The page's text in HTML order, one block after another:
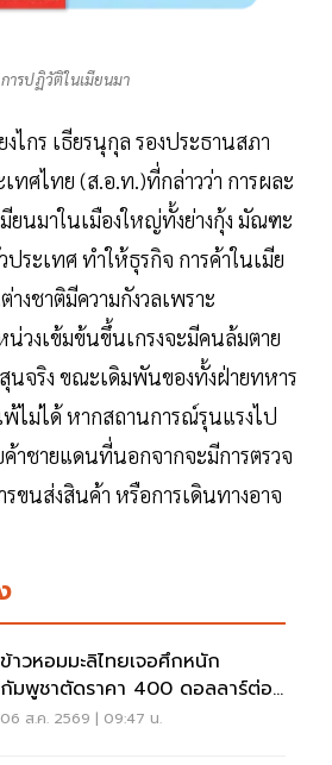
การปฏิวัติในเมียนมา
ไกร เธียรนุกุล รองประธานสภา
ทศไทย (ส.อ.ท.)ที่กล่าวว่า การผละ
ยนมาในเมืองใหญ่ทั้งย่างกุ้ง มัณฑะ
ระเทศ ทำให้ธุรกิจ การค้าในเมีย
งชาติมีความกังวลเพราะ
วงเข้มข้นขึ้นเกรงจะมีคนล้มตาย
นจริง ขณะเดิมพันของทั้งฝ่ายทหาร
ไม่ได้ หากสถานการณ์รุนแรงไป
าชายแดนที่นอกจากจะมีการตรวจ
รขนส่งสินค้า หรือการเดินทางอาจ
ข้าวหอมมะลิไทยเจอศึกหนัก
กัมพูชาตัดราคา 400 ดอลลาร์ต่อ
ตัน รุกชิงตลาดสหรัฐ
06 ส.ค. 2569 | 09:47 น.